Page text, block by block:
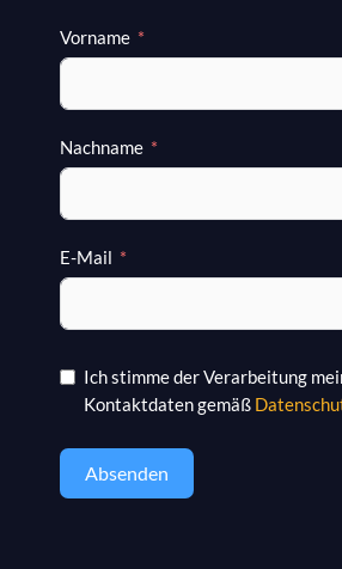
Vorname
Nachname
E-Mail
Ich stimme der Verarbeitung
Kontaktdaten gemäß
Absenden